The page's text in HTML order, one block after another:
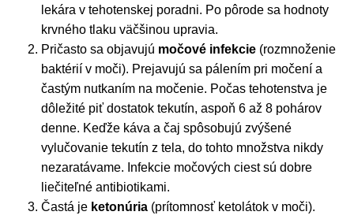
lekára v tehotenskej poradni. Po pôrode sa hodnoty
krvného tlaku väčšinou upravia.
Pričasto sa objavujú močové infekcie (rozmnoženie
baktérií v moči). Prejavujú sa pálením pri močení a
častým nutkaním na močenie. Počas tehotenstva je
dôležité piť dostatok tekutín, aspoň 6 až 8 pohárov
denne. Keďže káva a čaj spôsobujú zvýšené
vylučovanie tekutín z tela, do tohto množstva nikdy
nezaratávame. Infekcie močových ciest sú dobre
liečiteľné antibiotikami.
Častá je ketonúria (prítomnosť ketolátok v moči).